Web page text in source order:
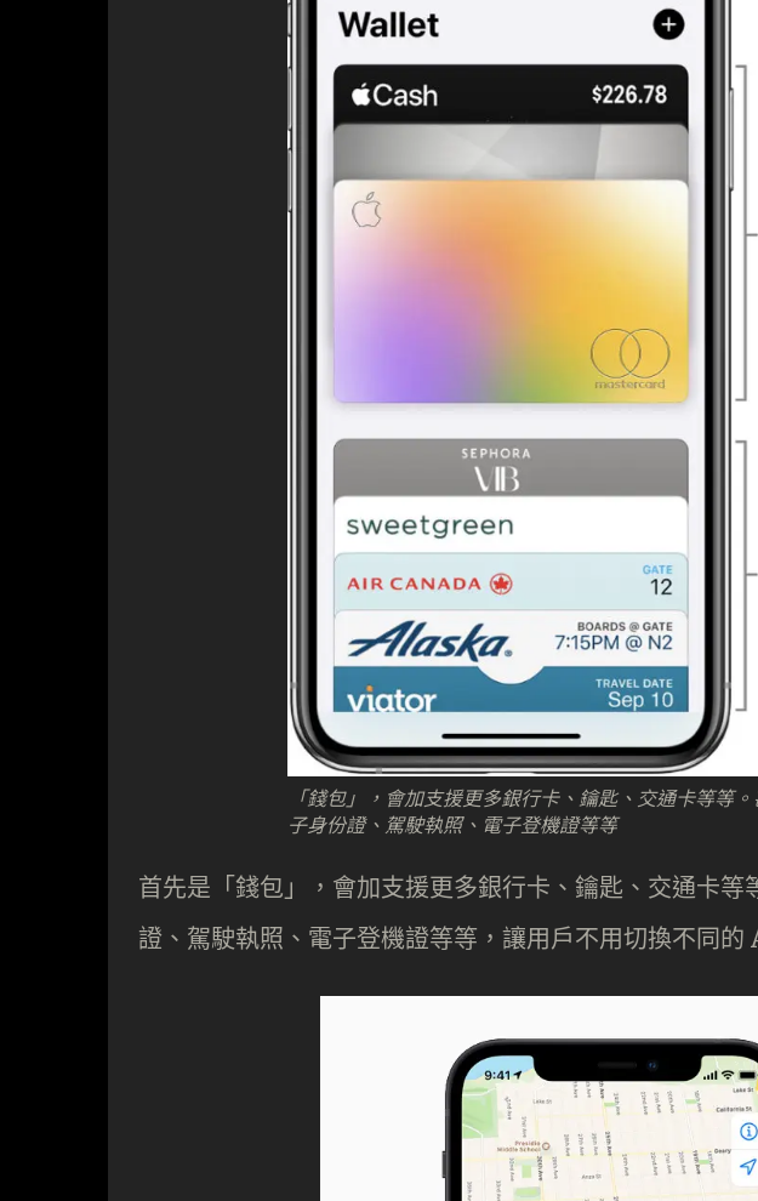
「錢包」，會加支援更多銀行卡、鑰匙、交通卡等等
子身份證、駕駛執照、電子登機證等等
首先是「錢包」，會加支援更多銀行卡、鑰匙、交通卡
證、駕駛執照、電子登機證等等，讓用戶不用切換不同的